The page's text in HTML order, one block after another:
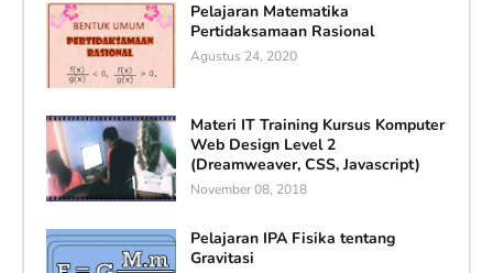
Pelajaran Matematika
Pertidaksamaan Rasional
Agustus 24, 2020
Materi IT Training Kursus Komputer
Web Design Level 2
(Dreamweaver, CSS, Javascript)
November 08, 2018
Pelajaran IPA Fisika tentang
Gravitasi